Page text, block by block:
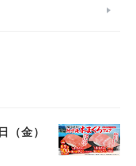
（金）